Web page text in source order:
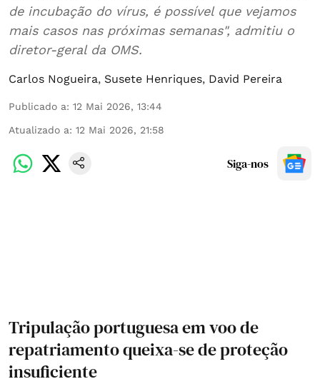
de incubação do vírus, é possível que vejamos
mais casos nas próximas semanas", admitiu o
diretor-geral da OMS.
Carlos Nogueira, Susete Henriques, David Pereira
Publicado a: 12 Mai 2026, 13:44
Atualizado a: 12 Mai 2026, 21:58
Siga-nos
Tripulação portuguesa em voo de
repatriamento queixa-se de proteção
insuficiente